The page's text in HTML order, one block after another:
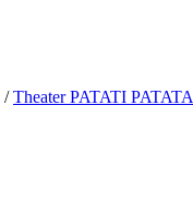
/ Theater PATATI PATATA